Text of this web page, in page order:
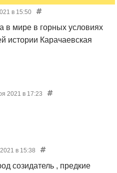
в 15:50
мире в горных условиях
истории Карачаевская
2021 в 17:23
в 15:38
созидатель , предкие